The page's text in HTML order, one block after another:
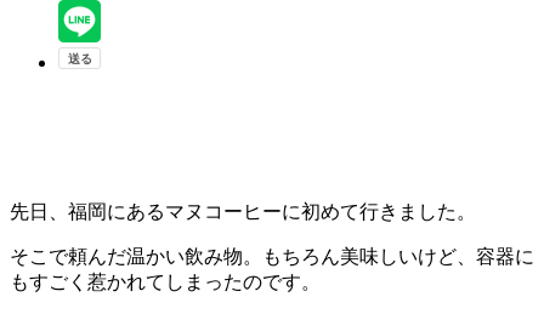
先日、福岡にあるマヌコーヒーに初めて行きました。
そこで頼んだ温かい飲み物。もちろん美味しいけど、容器に
もすごく惹かれてしまったのです。